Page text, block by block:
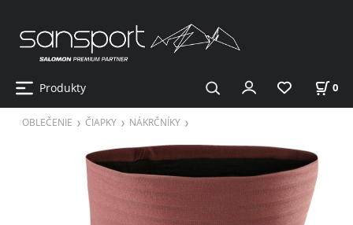
Produkty 0
OBLEČENIE ČIAPKY NÁKRČNÍKY